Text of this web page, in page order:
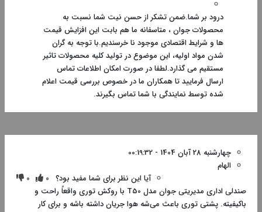
درود بر شما.ضمن تشکر از حسن نیت شما نسبت به
محصولات جوان ، متاسفانه ما هم بابت این افزایش قیمت
ها و شرایط اقتصادی موجود نا خرسندیم.با توجه به گران
شدن مواد اولیه، این موضوع در تولید کلیه محصولات تاثیر
مستقیم می گذارد.لطفا در صورت امکان اطلاعات تماس
ارسال فرمایید تا همکاران ما در خصوص بررسی قیمت اعلام
شده توسط نمایندگی با شما تماس بگیرند.
چهارشنبه 28 آبان 1404 - 00:19:32
الهام
آیا این نظر برای شما مفید بود؟ 0
0
صندلی اداری مدیریتی جوان مدل T50 با روکش توری واقعاً راحت و
باکیفیته. پشتی توری باعث می‌شه هوا جریان داشته باشه و برای کار